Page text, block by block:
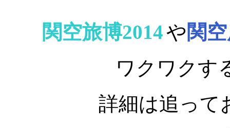
関空旅博2014や関
ワクワクす
詳細は追って